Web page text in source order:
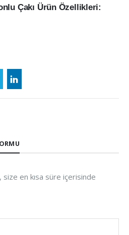
Çakı Ürün Özellikleri:
size en kısa süre içerisinde